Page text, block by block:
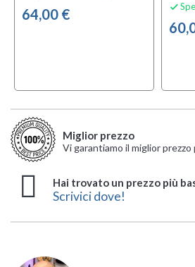
64,00 € 
Miglior prezzo
Vi garantiamo il miglior prezzo
Hai trovato un prezzo più
Scrivici dove!